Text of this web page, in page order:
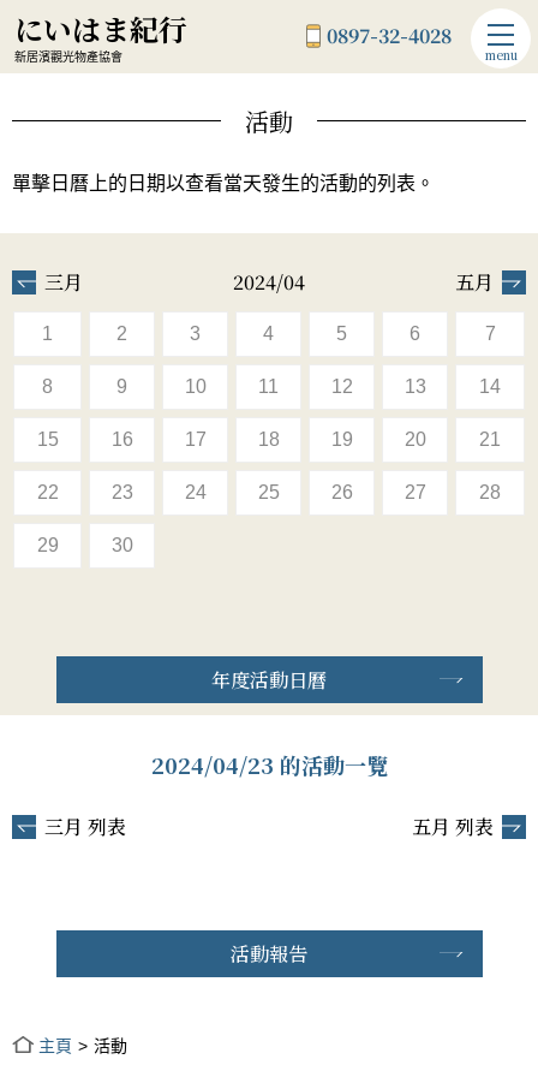
にいはま紀行
新居濱觀光物產協會
0897-32-4028
menu
活動
單擊日曆上的日期以查看當天發生的活動的列表。
三月 2024/04 五月
1 2 3 4 5 6 7
8 9 10 11 12 13 14
15 16 17 18 19 20 21
22 23 24 25 26 27 28
29 30
年度活動日曆
2024/04/23 的活動一覽
三月 列表 五月 列表
活動報告
主頁 活動